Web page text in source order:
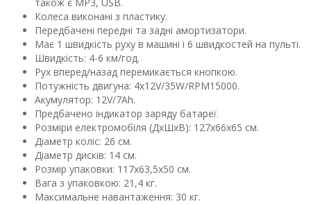
Колеса виконані з пластику.
Передбачені передні та задні амортизатори.
Має 1 швидкість руху в машині і 6 швидкостей на пульті.
Швидкість: 4-6 км/год.
Рух вперед/назад перемикається кнопкою.
Потужність двигуна: 4х12V/35W/RPM15000.
Акумулятор: 12V/7Ah.
Предбачено індикатор заряду батареї.
Розміри електромобіля (ДхШхВ): 127х66х65 см.
Діаметр коліс: 26 см.
Діаметр дисків: 14 см.
Розмір упаковки: 117х63,5х50 см.
Вага з упаковкою: 21,4 кг.
Максимальне навантаження: 30 кг.